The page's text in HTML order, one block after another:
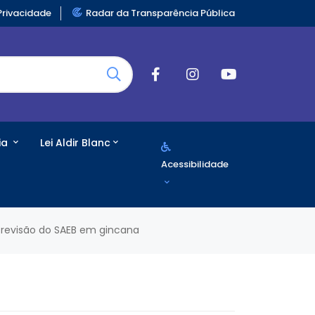
Radar da Transparência Pública
Lei Aldir Blanc
Acessibilidade
do SAEB em gincana